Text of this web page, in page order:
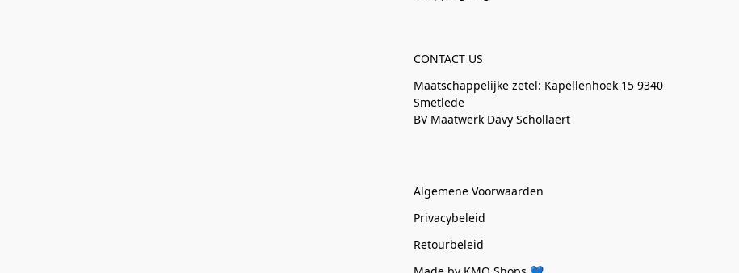
CONTACT US
Maatschappelijke zetel: Kapellenhoek 15 9340
Smetlede
BV Maatwerk Davy Schollaert
Algemene Voorwaarden
Privacybeleid
Retourbeleid